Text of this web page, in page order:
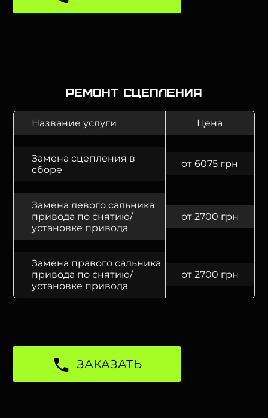
Ремонт сцепления
Название услуги Цена
Замена сцепления в
сборе
от 6075 грн
Замена левого сальника
привода по снятию/
установке привода
от 2700 грн
Замена правого сальника
привода по снятию/
установке привода
от 2700 грн
ЗАКАЗАТЬ